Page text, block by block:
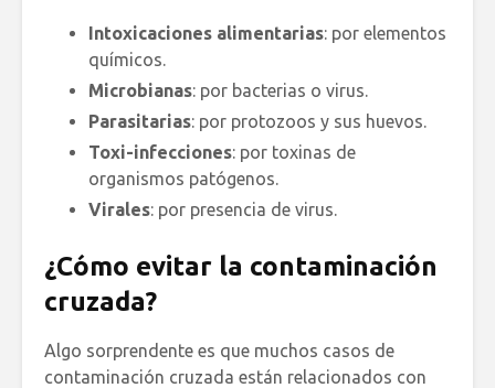
Intoxicaciones alimentarias: por elementos
químicos.
Microbianas: por bacterias o virus.
Parasitarias: por protozoos y sus huevos.
Toxi-infecciones: por toxinas de
organismos patógenos.
Virales: por presencia de virus.
¿Cómo evitar la contaminación
cruzada?
Algo sorprendente es que muchos casos de
contaminación cruzada están relacionados con